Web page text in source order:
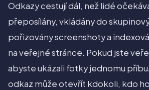
Odkazy cestují dál, než lidé
přeposílány, vkládány do
pořizovány screenshoty a
na veřejné stránce. Pokud jste
abyste ukázali fotky jednomu
odkaz může otevřít kdokoli, kdo